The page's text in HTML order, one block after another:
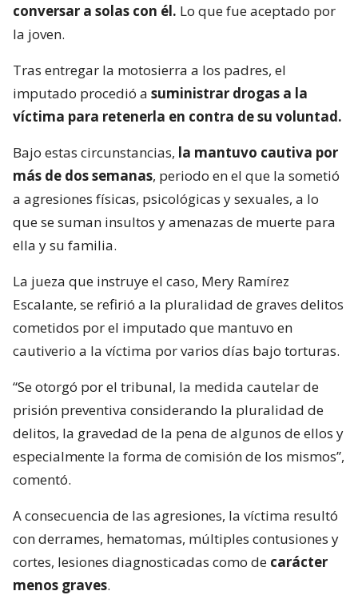
conversar a solas con él. Lo que fue aceptado por
la joven.
Tras entregar la motosierra a los padres, el
imputado procedió a suministrar drogas a la
víctima para retenerla en contra de su voluntad.
Bajo estas circunstancias, la mantuvo cautiva por
más de dos semanas, periodo en el que la sometió
a agresiones físicas, psicológicas y sexuales, a lo
que se suman insultos y amenazas de muerte para
ella y su familia.
La jueza que instruye el caso, Mery Ramírez
Escalante, se refirió a la pluralidad de graves delitos
cometidos por el imputado que mantuvo en
cautiverio a la víctima por varios días bajo torturas.
“Se otorgó por el tribunal, la medida cautelar de
prisión preventiva considerando la pluralidad de
delitos, la gravedad de la pena de algunos de ellos y
especialmente la forma de comisión de los mismos”,
comentó.
A consecuencia de las agresiones, la víctima resultó
con derrames, hematomas, múltiples contusiones y
cortes, lesiones diagnosticadas como de carácter
menos graves.